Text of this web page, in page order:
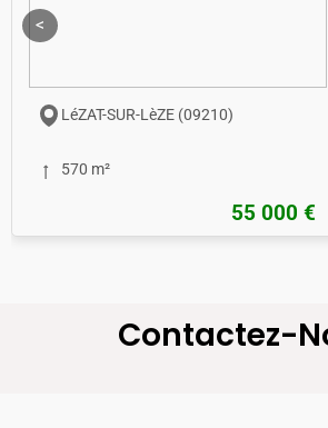
<
LéZAT-SUR-LèZE (09210)
570 m²
55 000 €
Contactez-